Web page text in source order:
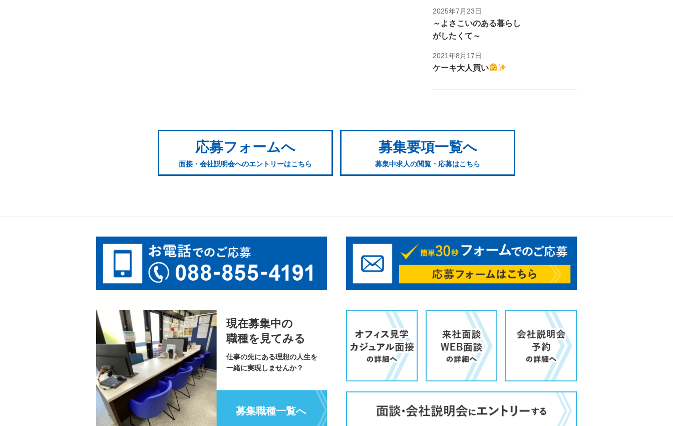
2025年7月23日
～よさこいのある暮らし
がしたくて～
2021年8月17日
ケーキ大人買い
応募フォームへ
面接・会社説明会へのエントリーはこちら
募集要項一覧へ
募集中求人の閲覧・応募はこちら
現在募集中の
職種を見てみる
仕事の先にある理想の人生を
一緒に実現しませんか？
募集職種一覧へ